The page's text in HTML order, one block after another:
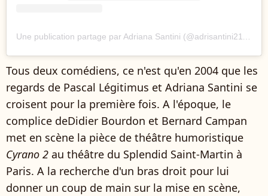
Une publication partage par Adriana Santini (@adrisantini2112)
Tous deux comédiens, ce n'est qu'en 2004 que les
regards de Pascal Légitimus et Adriana Santini se
croisent pour la première fois. A l'époque, le
complice deDidier Bourdon et Bernard Campan
met en scène la pièce de théâtre humoristique
Cyrano 2 au théâtre du Splendid Saint-Martin à
Paris. A la recherche d'un bras droit pour lui
donner un coup de main sur la mise en scène,